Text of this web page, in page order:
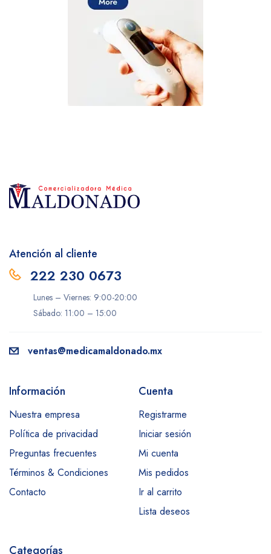
Atención al cliente
222 230 0673
Lunes – Viernes: 9:00-20:00
Sábado: 11:00 – 15:00
ventas@medicamaldonado.mx
Información
Nuestra empresa
Política de privacidad
Preguntas frecuentes
Términos & Condiciones
Contacto
Cuenta
Registrarme
Iniciar sesión
Mi cuenta
Mis pedidos
Ir al carrito
Lista deseos
Categorías